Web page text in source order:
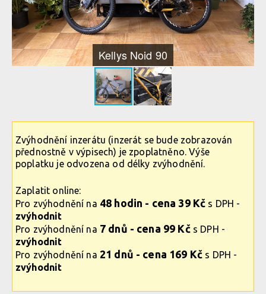
Kellys Noid 90
Zvýhodnění inzerátu (inzerát se bude zobrazován
přednostně v výpisech) je zpoplatněno. Výše
poplatku je odvozena od délky zvýhodnění.
Zaplatit online:
Pro zvýhodnění na 48 hodin - cena 39 Kč s DPH -
zvýhodnit
Pro zvýhodnění na 7 dnů - cena 99 Kčs DPH -
zvýhodnit
Pro zvýhodnění na 21 dnů - cena 169 Kč s DPH -
zvýhodnit